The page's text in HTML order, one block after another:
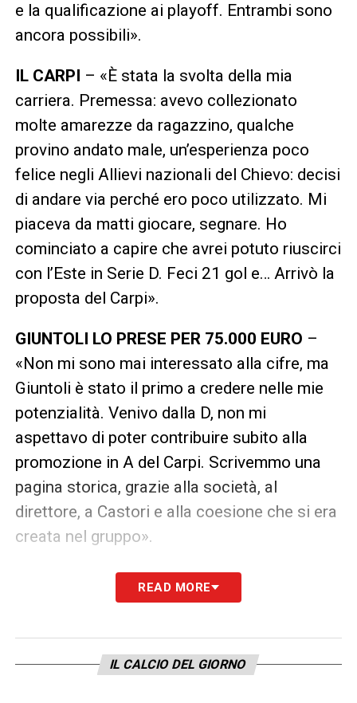
e la qualificazione ai playoff. Entrambi sono
ancora possibili».
IL CARPI – «È stata la svolta della mia
carriera. Premessa: avevo collezionato
molte amarezze da ragazzino, qualche
provino andato male, un’esperienza poco
felice negli Allievi nazionali del Chievo: decisi
di andare via perché ero poco utilizzato. Mi
piaceva da matti giocare, segnare. Ho
cominciato a capire che avrei potuto riuscirci
con l’Este in Serie D. Feci 21 gol e… Arrivò la
proposta del Carpi».
GIUNTOLI LO PRESE PER 75.000 EURO –
«Non mi sono mai interessato alla cifre, ma
Giuntoli è stato il primo a credere nelle mie
potenzialità. Venivo dalla D, non mi
aspettavo di poter contribuire subito alla
promozione in A del Carpi. Scrivemmo una
pagina storica, grazie alla società, al
direttore, a Castori e alla coesione che si era
creata nel gruppo».
– «Nell’Udinese mi sono
consacrato attaccante di Serie A. Sono
organizzatissimo che mette ogni calciatore
nelle condizioni di dare il massimo. In
READ MORE
IL CALCIO DEL GIORNO